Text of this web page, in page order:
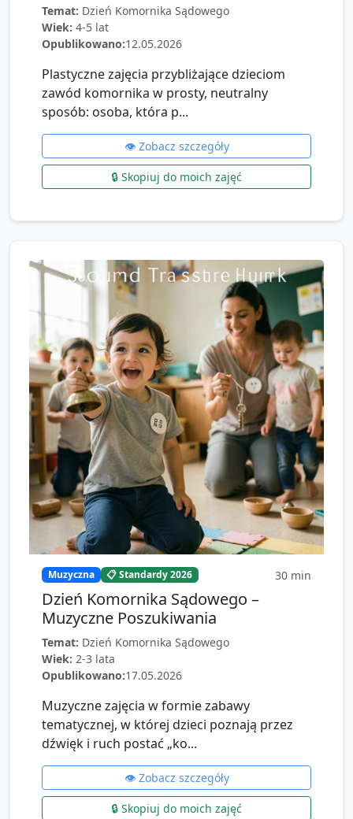
Temat: Dzień Komornika Sądowego
Wiek: 4-5 lat
Opublikowano:12.05.2026
Plastyczne zajęcia przybliżające dzieciom
zawód komornika w prosty, neutralny
sposób: osoba, która p...
👁️ Zobacz szczegóły
🔒 Skopiuj do moich zajęć
Muzyczna 📋 Standardy 2026 30 min
Dzień Komornika Sądowego –
Muzyczne Poszukiwania
Temat: Dzień Komornika Sądowego
Wiek: 2-3 lata
Opublikowano:17.05.2026
Muzyczne zajęcia w formie zabawy
tematycznej, w której dzieci poznają przez
dźwięk i ruch postać „ko...
👁️ Zobacz szczegóły
🔒 Skopiuj do moich zajęć